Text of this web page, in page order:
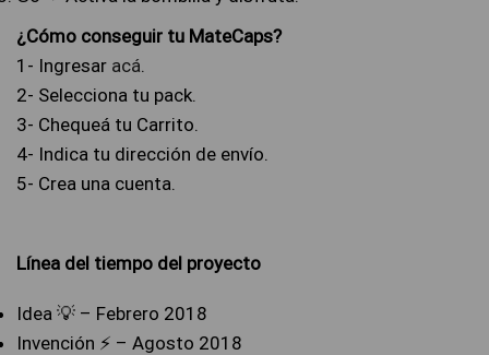
¿Cómo conseguir tu MateCaps?
1- Ingresar acá.
2- Selecciona tu pack.
3- Chequeá tu Carrito.
4- Indica tu dirección de envío.
5- Crea una cuenta.
Línea del tiempo del proyecto
Idea 💡 – Febrero 2018
Invención ⚡ – Agosto 2018